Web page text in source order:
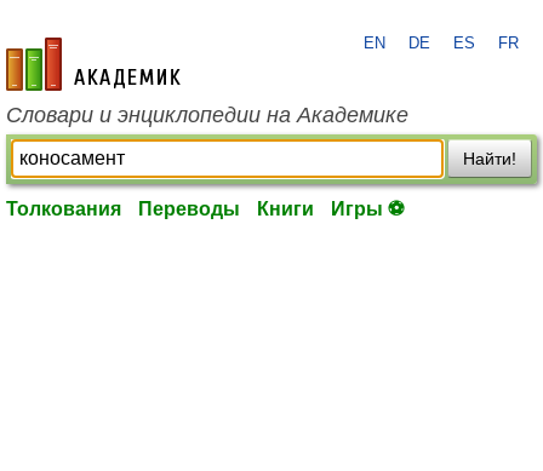
academic.ru
EN DE ES FR
Словари и энциклопедии на Академике
Найти!
Толкования Переводы Книги Игры ⚽